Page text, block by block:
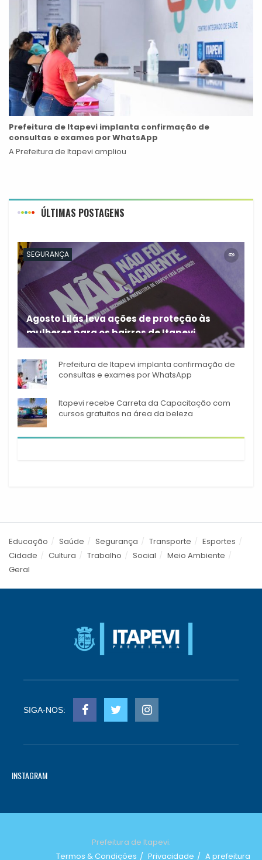
Prefeitura de Itapevi implanta confirmação de
consultas e exames por WhatsApp
A Prefeitura de Itapevi ampliou
ÚLTIMAS POSTAGENS
SEGURANÇA
Agosto Lilás leva ações de proteção às
mulheres para os bairros de Itapevi
Durante o mês de agosto,
Prefeitura de Itapevi implanta confirmação de
consultas e exames por WhatsApp
Itapevi recebe Carreta da Capacitação com
cursos gratuitos na área da beleza
Educação Saúde Segurança Transporte
Esportes
Cidade
Cultura Trabalho Social
Meio Ambiente
Geral
SIGA-NOS:
INSTAGRAM
Prefeitura de Itapevi.
Termos & Condições
Privacidade A prefeitura